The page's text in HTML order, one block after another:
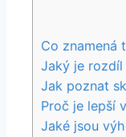
Co znamená
Jaký je⁤ rozdíl⁣
Jak poznat
Proč je lepší
Jaké jsou⁣